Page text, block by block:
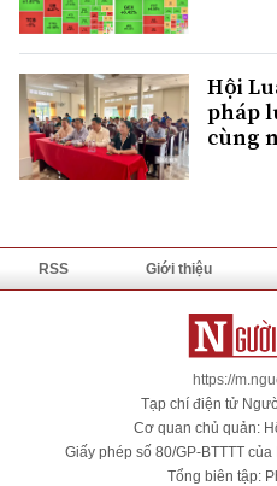
Hội
pháp
cùng
RSS Giới thiệu
https://
Tạp chí điện tử
Cơ quan chủ quản:
Giấy phép số 80/GP-BTTTT
Tổng biên tập: